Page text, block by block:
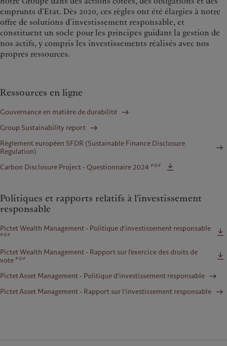
emprunts d’Etat. Dès 2020, ces règles ont été élargies à notre
offre de solutions d’investissement responsable, et
constituent un socle pour les principes guidant la gestion de
nos actifs, y compris les investissements réalisés avec nos
propres ressources.
Ressources en ligne
Gouvernance en matière de durabilité
Group Sustainability report
Règlement européen SFDR (Sustainable Finance Disclosure
Regulation)
Carbon Disclosure Project - Questionnaire 2024 pdf
Politiques et rapports relatifs à l’investissement
responsable
Pictet Wealth Management - Politique d’investissement responsable
pdf
Pictet Wealth Management - Rapport sur l’exercice des droits de
vote pdf
Pictet Asset Management - Politique d’investissement responsable
Pictet Asset Management - Rapport sur l’investissement responsable